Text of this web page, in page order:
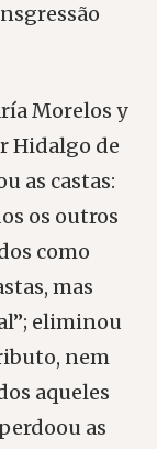
Morelos y
Hidalgo de
as castas:
os outros
como
mas
eliminou
nem
aqueles
as